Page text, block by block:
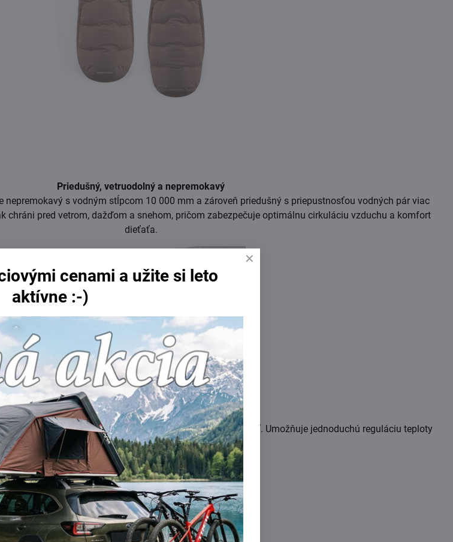
Priedušný, vetruodolný a nepremokavý
nepremokavý s vodným stĺpcom 10 000 mm a zároveň priedušný s priepustnosťou vodných pár viac
chráni pred vetrom, dažďom a snehom, pričom zabezpečuje optimálnu cirkuláciu vzduchu a komfort
dieťaťa.
Celookruhový zips
obvode, vďaka ktorému je možné vrchnú časť úplne odopnúť. Umožňuje jednoduchú reguláciu teploty
aj rýchly prístup k dieťaťu, napríklad pri prebaľovaní.
cenami a užite si leto
aktívne :-)